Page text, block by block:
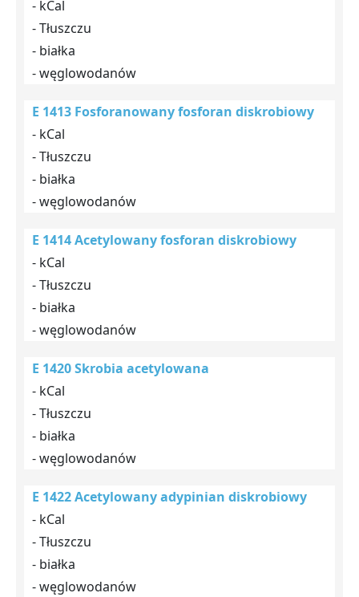
- kCal
- Tłuszczu
- białka
- węglowodanów
E 1413 Fosforanowany fosforan diskrobiowy
- kCal
- Tłuszczu
- białka
- węglowodanów
E 1414 Acetylowany fosforan diskrobiowy
- kCal
- Tłuszczu
- białka
- węglowodanów
E 1420 Skrobia acetylowana
- kCal
- Tłuszczu
- białka
- węglowodanów
E 1422 Acetylowany adypinian diskrobiowy
- kCal
- Tłuszczu
- białka
- węglowodanów